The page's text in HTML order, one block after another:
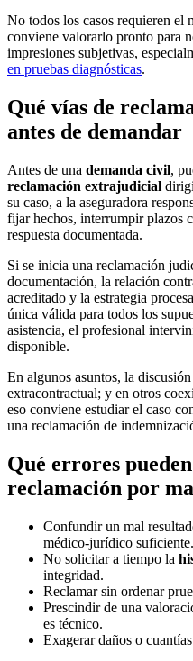
No todos los casos requieren el
conviene valorarlo pronto para
impresiones subjetivas,
en pruebas diagnósticas.
Qué vías de
antes de demandar
Antes de una demanda civil,
reclamación extrajudicial
su caso, a la aseguradora
fijar hechos, interrumpir plazos
respuesta documentada.
Si se inicia una reclamación
documentación, la relación
acreditado y la estrategia
única válida para todos los
asistencia, el profesional
disponible.
En algunos asuntos, la
extracontractual; y en otros
eso conviene estudiar el caso
una reclamación de
Qué errores
reclamación por
Confundir un mal
médico-jurídico suficiente.
No solicitar a tiempo la
integridad.
Reclamar sin ordenar
Prescindir de una
es técnico.
Exagerar daños o